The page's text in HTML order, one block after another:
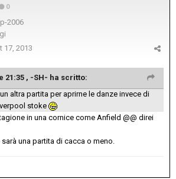
0
2006
17, 2013
21:35 , -SH- ha scritto:
altra partita per aprirne le danze invece di
stoke
in una cornice come Anfield @@ direi
una partita di cacca o meno.